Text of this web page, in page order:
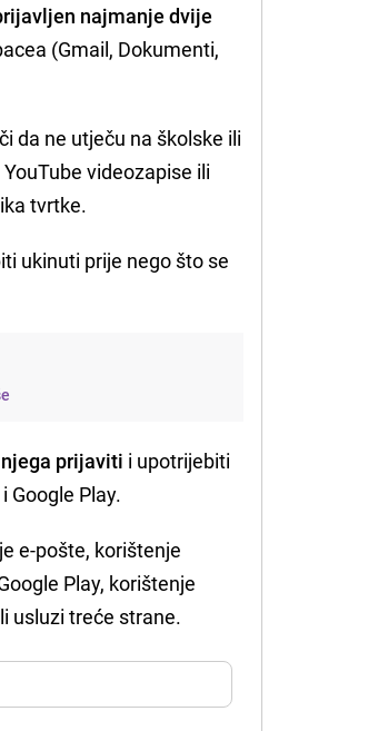
najmanje dvije
(Gmail, Dokumenti,
da ne utječu na školske ili
videozapise ili
tvrtke.
ukinuti prije nego što se
prijaviti i upotrijebiti
Google Play.
e-pošte, korištenje
Play, korištenje
usluzi treće strane.